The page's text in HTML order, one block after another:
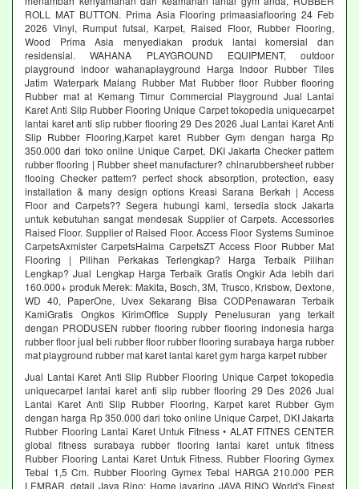
ROLL MAT BUTTON. Prima Asia Flooring primaasiaflooring 24 Feb
2026 Vinyl, Rumput futsal, Karpet, Raised Floor, Rubber Flooring,
Wood Prima Asia menyediakan produk lantai komersial dan
residensial. WAHANA PLAYGROUND EQUIPMENT, outdoor
playground indoor wahanaplayground Harga Indoor Rubber Tiles
Jatim Waterpark Malang Rubber Mat Rubber floor Rubber flooring
Rubber mat at Kemang Timur Commercial Playground Jual Lantai
Karet Anti Slip Rubber Flooring Unique Carpet tokopedia uniquecarpet
lantai karet anti slip rubber flooring 29 Des 2026 Jual Lantai Karet Anti
Slip Rubber Flooring,Karpet karet Rubber Gym dengan harga Rp
350.000 dari toko online Unique Carpet, DKI Jakarta Checker pattem
rubber flooring | Rubber sheet manufacturer? chinarubbersheet rubber
flooing Checker pattem? perfect shock absorption, protection, easy
installation & many design options Kreasi Sarana Berkah | Access
Floor and Carpets?? Segera hubungi kami, tersedia stock Jakarta
untuk kebutuhan sangat mendesak Supplier of Carpets. Accessories
Raised Floor. Supplier of Raised Floor. Access Floor Systems Suminoe
CarpetsAxmister CarpetsHaima CarpetsZT Access Floor Rubber Mat
Flooring | Pilihan Perkakas Terlengkap? Harga Terbaik Pilihan
Lengkap? Jual Lengkap Harga Terbaik Gratis Ongkir Ada lebih dari
160.000+ produk Merek: Makita, Bosch, 3M, Trusco, Krisbow, Dextone,
WD 40, PaperOne, Uvex Sekarang Bisa CODPenawaran Terbaik
KamiGratis Ongkos KirimOffice Supply Penelusuran yang terkait
dengan PRODUSEN rubber flooring rubber flooring indonesia harga
rubber floor jual beli rubber floor rubber flooring surabaya harga rubber
mat playground rubber mat karet lantai karet gym harga karpet rubber
Jual Lantai Karet Anti Slip Rubber Flooring Unique Carpet tokopedia
uniquecarpet lantai karet anti slip rubber flooring 29 Des 2026 Jual
Lantai Karet Anti Slip Rubber Flooring, Karpet karet Rubber Gym
dengan harga Rp 350.000 dari toko online Unique Carpet, DKI Jakarta
Rubber Flooring Lantai Karet Untuk Fitness • ALAT FITNES CENTER
global fitness surabaya rubber flooring lantai karet untuk fitness
Rubber Flooring Lantai Karet Untuk Fitness. Rubber Flooring Gymex
Tebal 1,5 Cm. Rubber Flooring Gymex Tebal HARGA 210.000 PER
LEMBAR. detail Java Rino: Home javarino JAVA RINO World's Finest